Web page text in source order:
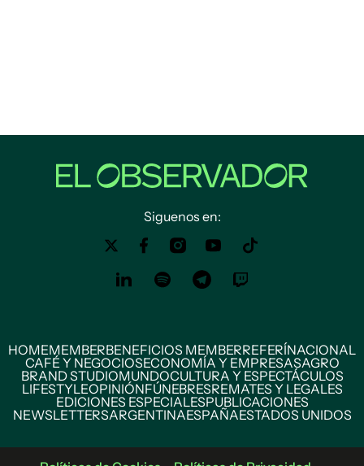
Siguenos en:
HOMEMEMBERBENEFICIOS MEMBERREFERÍNACIONAL
CAFÉ Y NEGOCIOSECONOMÍA Y EMPRESASAGRO
BRAND STUDIOMUNDOCULTURA Y ESPECTÁCULOS
LIFESTYLEOPINIÓNFÚNEBRESREMATES Y LEGALES
EDICIONES ESPECIALESPUBLICACIONES
NEWSLETTERSARGENTINAESPAÑAESTADOS UNIDOS